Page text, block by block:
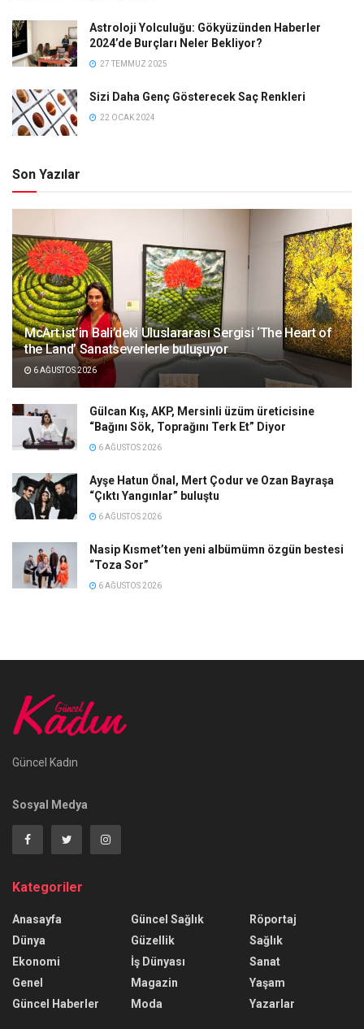
Astroloji Yolculuğu: Gökyüzünden Haberler
2024’de Burçları Neler Bekliyor?
27 TEMMUZ 2025
Sizi Daha Genç Gösterecek Saç Renkleri
22 OCAK 2024
Son Yazılar
McArt.ist’in Bali’deki Uluslararası Sergisi ‘The Heart of
the Land’ Sanatseverlerle buluşuyor
6 AĞUSTOS 2026
Gülcan Kış, AKP, Mersinli üzüm üreticisine
“Bağını Sök, Toprağını Terk Et” Diyor
6 AĞUSTOS 2026
Ayşe Hatun Önal, Mert Çodur ve Ozan Bayraşa
“Çıktı Yangınlar” buluştu
6 AĞUSTOS 2026
Nasip Kısmet’ten yeni albümümn özgün bestesi
“Toza Sor”
6 AĞUSTOS 2026
Güncel Kadın
Sosyal Medya
Kategoriler
Anasayfa
Dünya
Ekonomi
Genel
Güncel Haberler
Güncel Sağlık
Güzellik
İş Dünyası
Magazin
Moda
Röportaj
Sağlık
Sanat
Yaşam
Yazarlar